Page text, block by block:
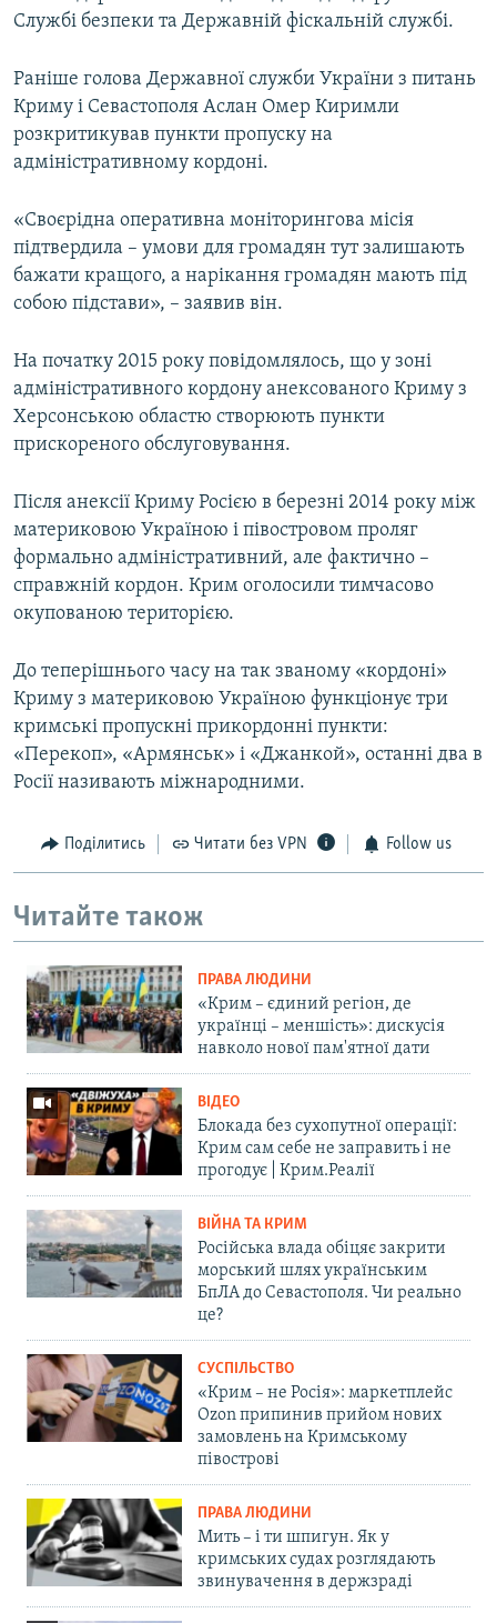
Службі безпеки та Державній фіскальній службі.
Раніше голова Державної служби України з питань
Криму і Севастополя Аслан Омер Киримли
розкритикував пункти пропуску на
адміністративному кордоні.
«Своєрідна оперативна моніторингова місія
підтвердила – умови для громадян тут залишають
бажати кращого, а нарікання громадян мають під
собою підстави», – заявив він.
На початку 2015 року повідомлялось, що у зоні
адміністративного кордону анексованого Криму з
Херсонською областю створюють пункти
прискореного обслуговування.
Після анексії Криму Росією в березні 2014 року між
материковою Україною і півостровом проляг
формально адміністративний, але фактично –
справжній кордон. Крим оголосили тимчасово
окупованою територією.
До теперішнього часу на так званому «кордоні»
Криму з материковою Україною функціонує три
кримські пропускні прикордонні пункти:
«Перекоп», «Армянськ» і «Джанкой», останні два в
Росії називають міжнародними.
Поділитись Читати без VPN Follow us
Читайте також
ПРАВА ЛЮДИНИ
«Крим – єдиний регіон, де
українці – меншість»: дискусія
навколо нової пам'ятної дати
ВІДЕО
Блокада без сухопутної операції:
Крим сам себе не заправить і не
прогодує | Крим.Реалії
ВІЙНА ТА КРИМ
Російська влада обіцяє закрити
морський шлях українським
БпЛА до Севастополя. Чи реально
це?
СУСПІЛЬСТВО
«Крим – не Росія»: маркетплейс
Ozon припинив прийом нових
замовлень на Кримському
півострові
ПРАВА ЛЮДИНИ
Мить – і ти шпигун. Як у
кримських судах розглядають
звинувачення в держзраді